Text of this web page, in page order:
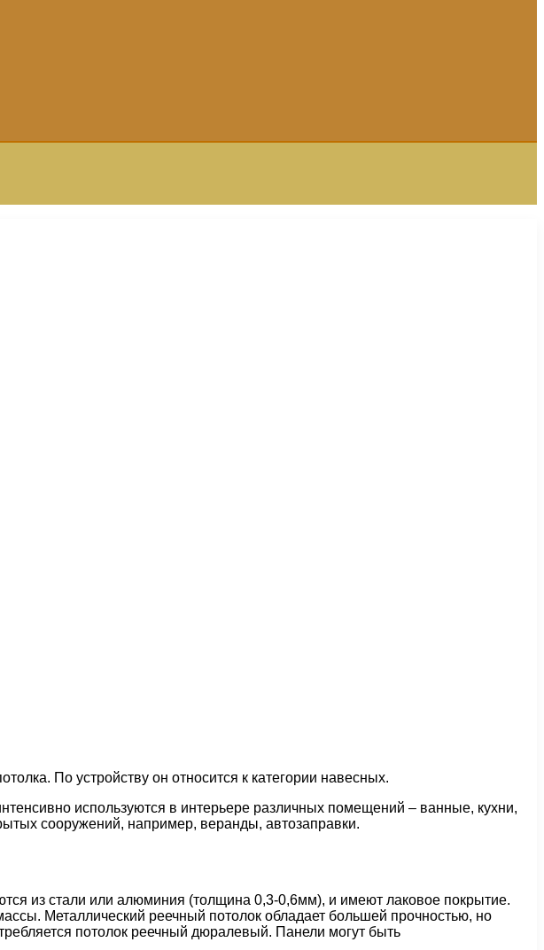
По устройству он относится к категории навесных.
используются в интерьере различных помещений – ванные, кухни,
сооружений, например, веранды, автозаправки.
из стали или алюминия (толщина 0,3-0,6мм), и имеют лаковое покрытие.
Металлический реечный потолок обладает большей прочностью, но
потолок реечный дюралевый. Панели могут быть